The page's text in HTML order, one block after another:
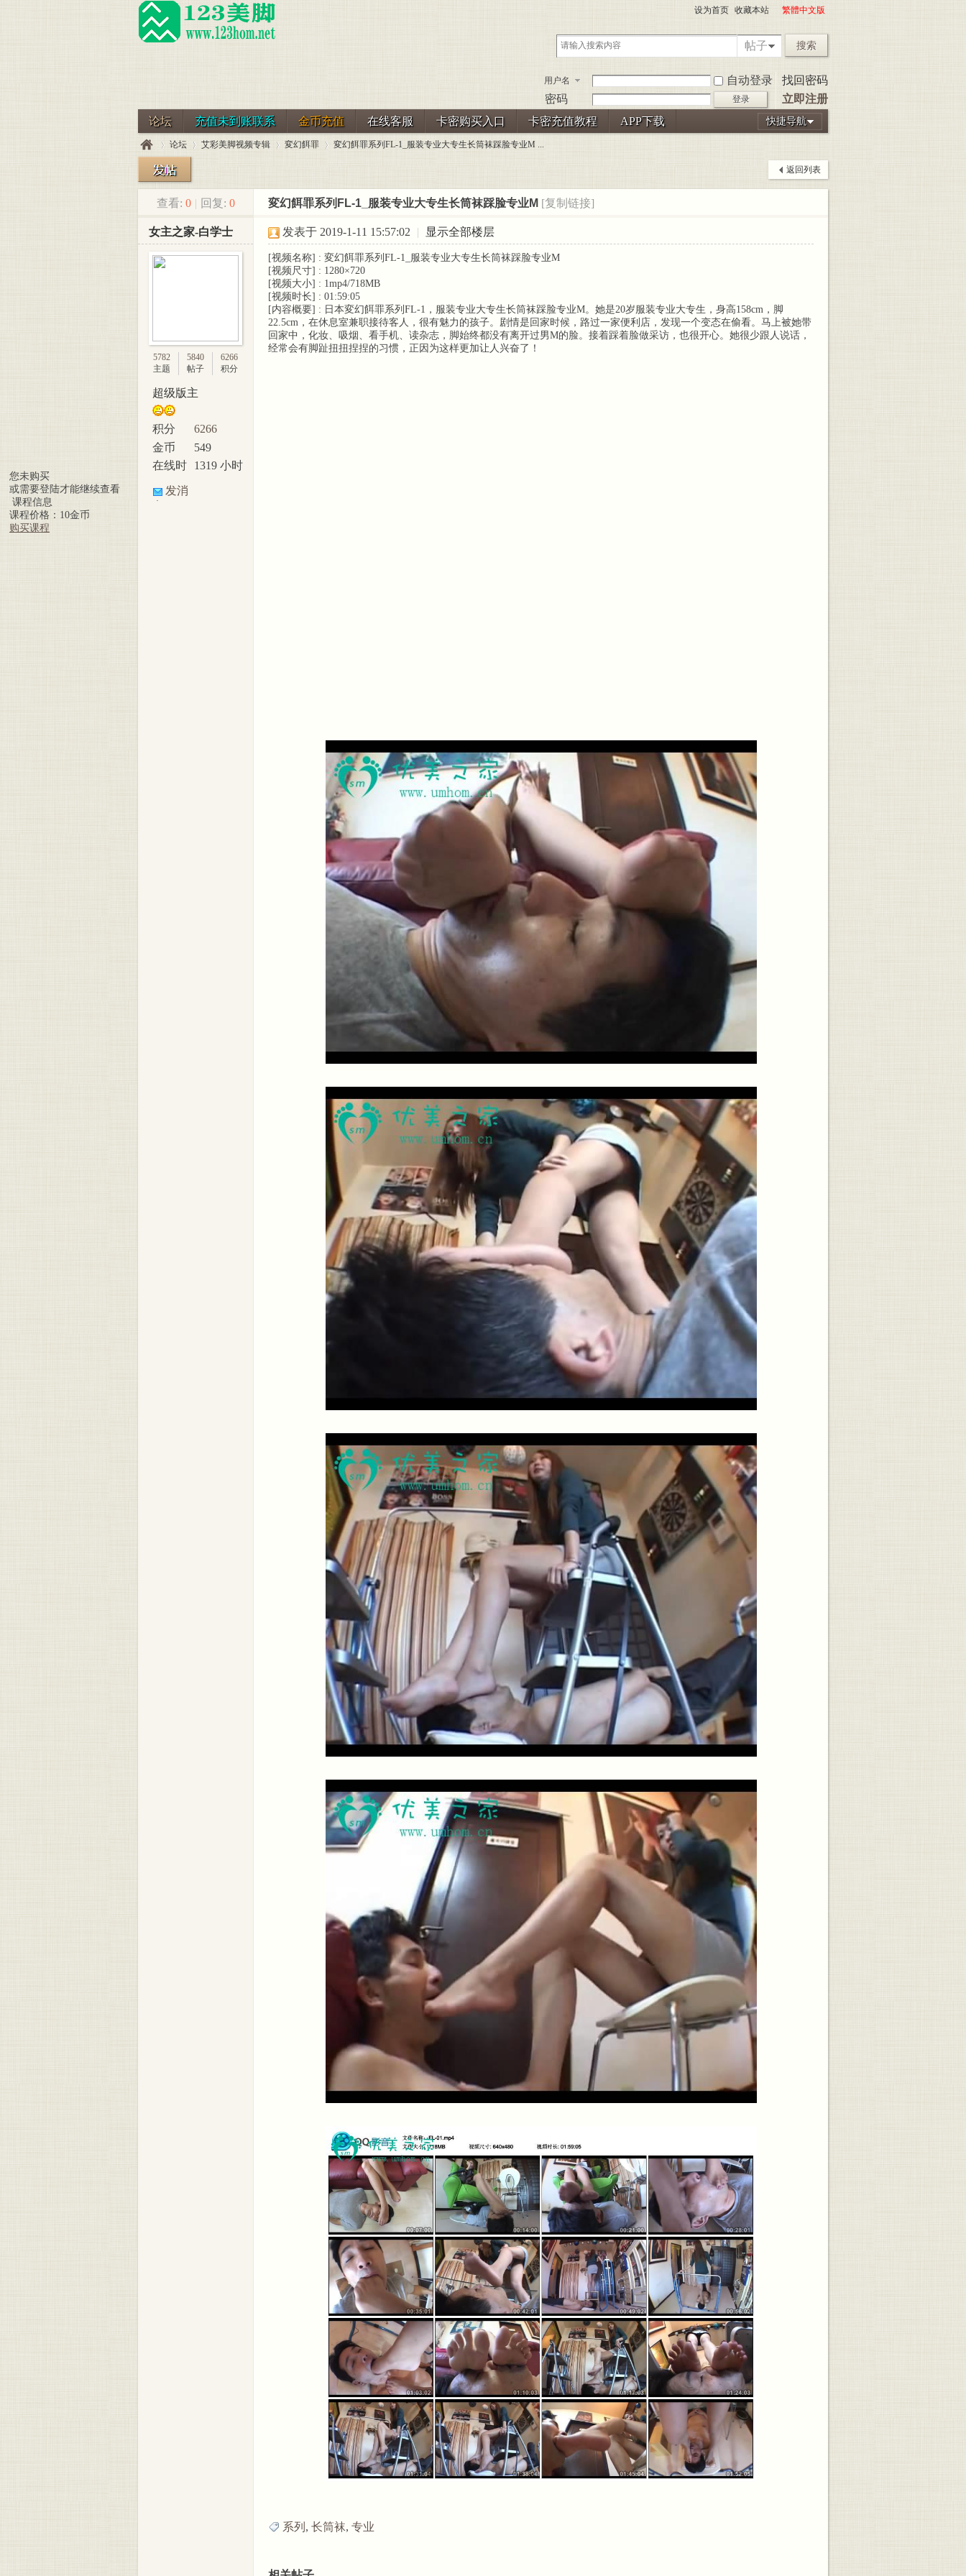
设为首页 收藏本站 繁體中文版
帖子 搜索
用户名 自动登录
找回密码
密码
登录 立即注册
快捷导航
论坛 充值未到账联系 金币充值 在线客服 卡密购买入口 卡密充值教程 APP下载
论坛
»
论坛
›
艾彩美脚视频专辑
›
変幻餌罪
›
変幻餌罪系列FL-1_服装专业大专生长筒袜踩脸专业M ...
返回列表
查看: 0 | 回复: 0 変幻餌罪系列FL-1_服装专业大专生长筒袜踩脸专业M [复制链接]
女主之家-白学士
5782
主题
5840
帖子
6266
积分
超级版主
积分
6266
金币
549
在线时
1319 小时
发消
发表于 2019-1-11 15:57:02 | 显示全部楼层
[视频名称] : 変幻餌罪系列FL-1_服装专业大专生长筒袜踩脸专业M
[视频尺寸] : 1280×720
[视频大小] : 1mp4/718MB
[视频时长] : 01:59:05
[内容概要] : 日本変幻餌罪系列FL-1，服装专业大专生长筒袜踩脸专业M。她是20岁服装专业大专生，身高158cm，脚
22.5cm，在休息室兼职接待客人，很有魅力的孩子。剧情是回家时候，路过一家便利店，发现一个变态在偷看。马上被她带
回家中，化妆、吸烟、看手机、读杂志，脚始终都没有离开过男M的脸。接着踩着脸做采访，也很开心。她很少跟人说话，
经常会有脚趾扭扭捏捏的习惯，正因为这样更加让人兴奋了！
您未购买
或需要登陆才能继续查看
课程信息
课程价格：10金币
购买课程
系列 , 长筒袜, 专业